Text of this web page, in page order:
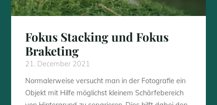
Fokus Stacking und Fokus
Braketing
21. December 2021
Normalerweise versucht man in der Fotografie ein
Objekt mit Hilfe möglichst kleinem Schärfebereich